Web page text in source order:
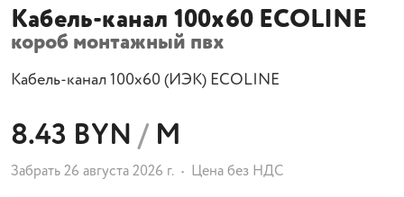
Кабель-канал 100х60 ECOLINE
короб монтажный пвх
Кабель-канал 100х60 (ИЭК) ECOLINE
8.43 BYN/ М
Забрать 26 августа 2026 г. Цена без НДС